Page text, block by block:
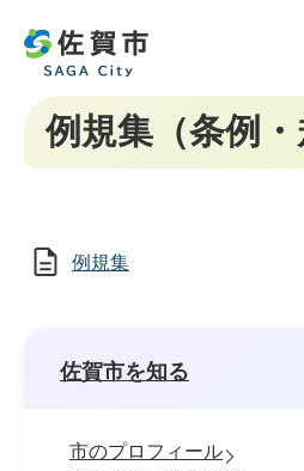
例規集（条例・
例規集
佐賀市を知る
市のプロフィール